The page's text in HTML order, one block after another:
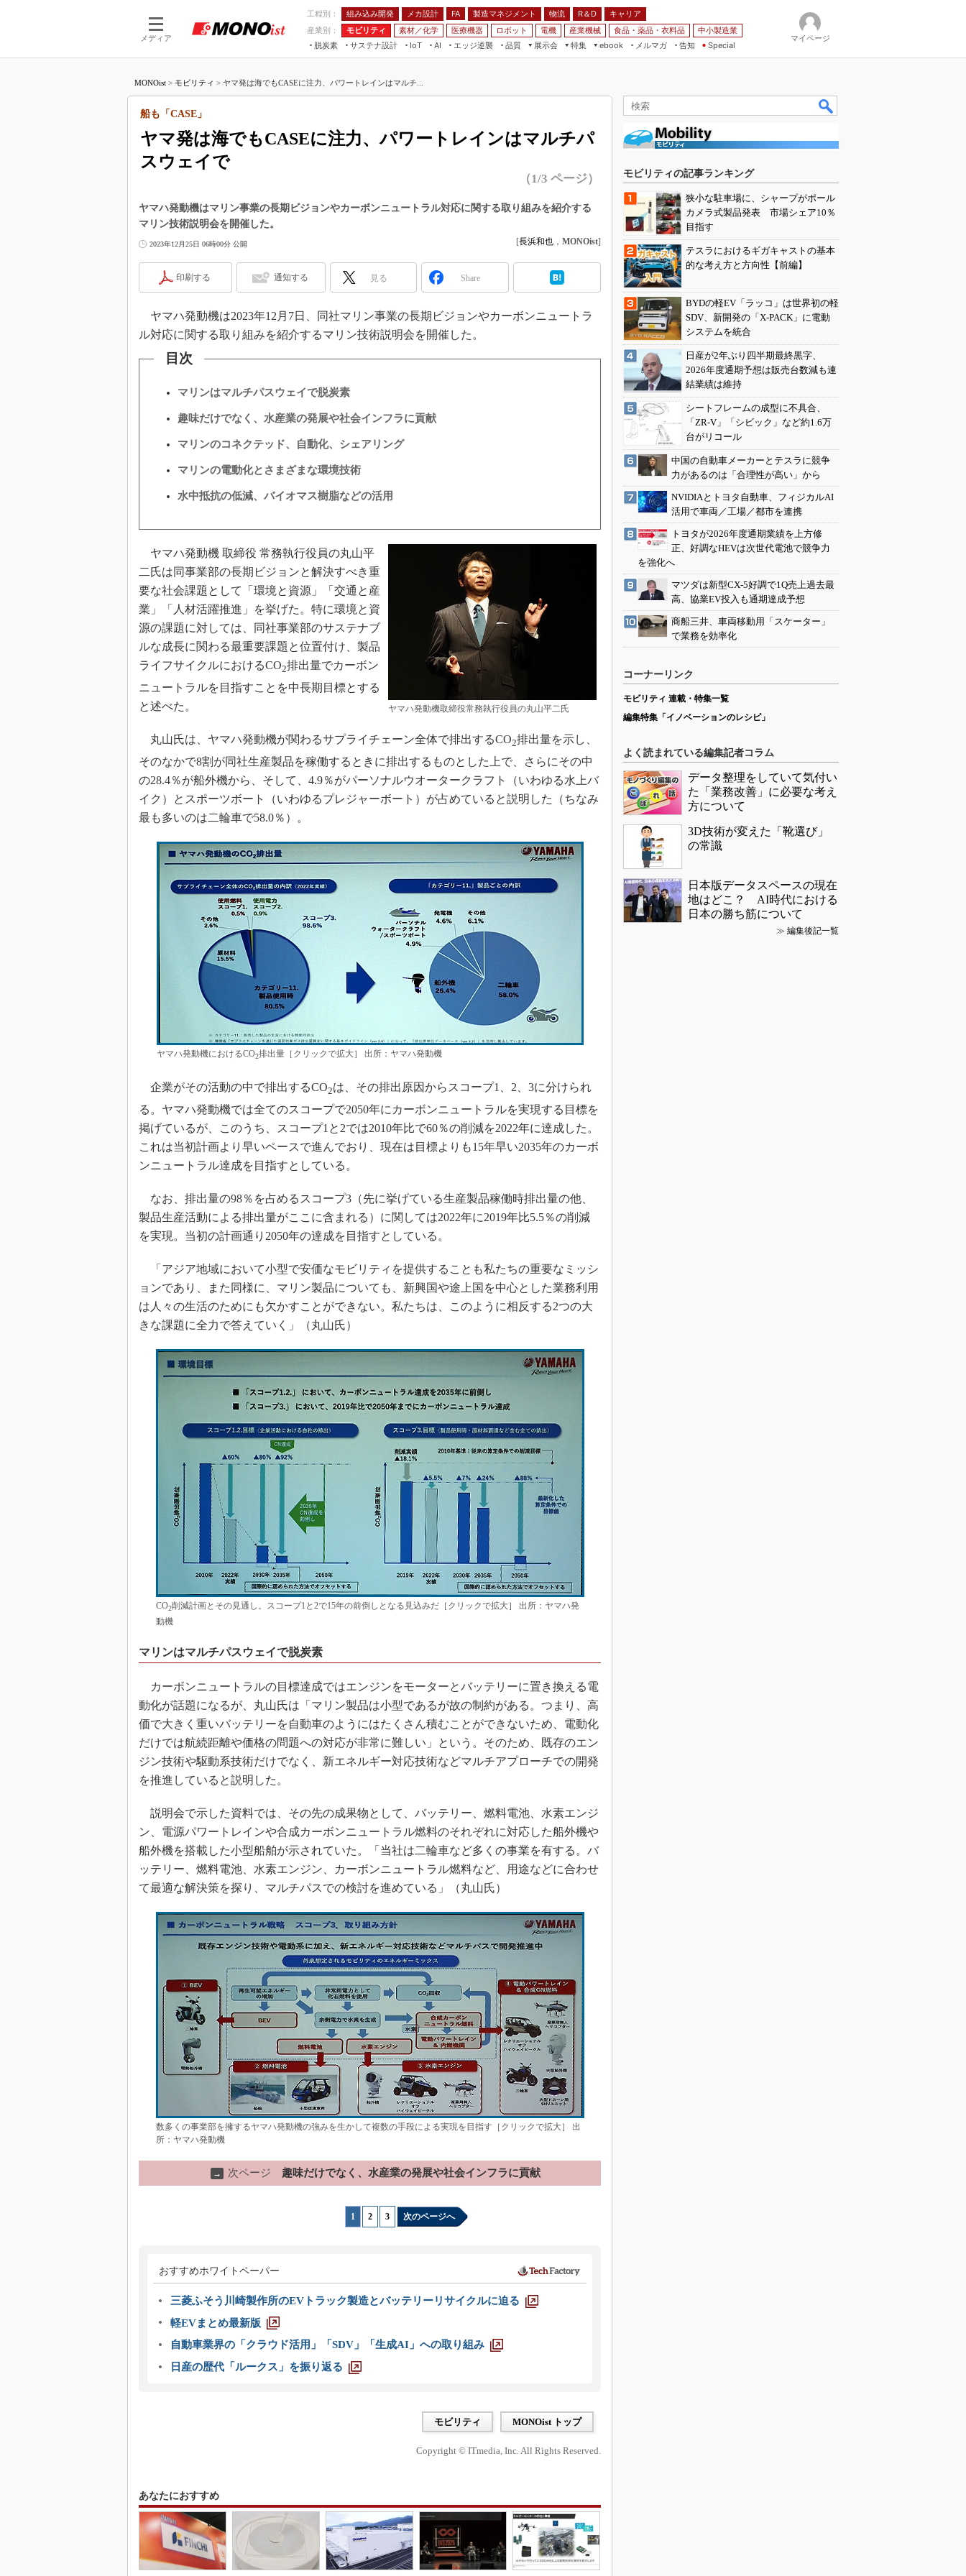
メディア
工程別： 組み込み開発 メカ設計 FA 製造マネジメント 物流 R＆D
キャリア
産業別：
モビリティ 素材／化学 医療機器 ロボット 電機 産業機械 食品・薬品・衣料品
中小製造業
脱炭素
サステナ設計
IoT
つながる工場
AI
AI×設備保全
エッジ逆襲 品質
展示会
JIMTOF
IIFES
TECHNO-FRONTIER
日本ものづくりワールド
AUTOMOTIVE WORLD
産業オープンネット展
特集
フィールドサービス
組み込みモデリング
車載ソフト開発
ISO26262
イノベーション
海外生産
グローバル設計・開発
制御セキュリティ
新型コロナへの対応
ebook
モビリティ
メルマガ
告知 Special
マイページ
MONOist > モビリティ > ヤマ発は海でもCASEに注力、パワートレインはマルチ...
ヤマ発は海でもCASEに注力、パワートレインはマルチパ
スウェイで
船も「CASE」
（1/3 ページ）
ヤマハ発動機はマリン事業の長期ビジョンやカーボンニュートラル対応に関する取り組みを紹介する
マリン技術説明会を開催した。
2023年12月25日 06時00分 公開 [長浜和也 ， MONOist]
印刷する 通知する 見る Share
ヤマハ発動機は2023年12月7日、同社マリン事業の長期ビジョンやカーボンニュートラ
ル対応に関する取り組みを紹介するマリン技術説明会を開催した。
目次
マリンはマルチパスウェイで脱炭素
趣味だけでなく、水産業の発展や社会インフラに貢献
マリンのコネクテッド、自動化、シェアリング
マリンの電動化とさまざまな環境技術
水中抵抗の低減、バイオマス樹脂などの活用
ヤマハ発動機取締役常務執行役員の丸山平二氏
ヤマハ発動機 取締役 常務執行役員の丸山平
二氏は同事業部の長期ビジョンと解決すべき重
要な社会課題として「環境と資源」「交通と産
業」「人材活躍推進」を挙げた。特に環境と資
源の課題に対しては、同社事業部のサステナブ
ルな成長に関わる最重要課題と位置付け、製品
ライフサイクルにおけるCO2排出量でカーボン
ニュートラルを目指すことを中長期目標とする
と述べた。
丸山氏は、ヤマハ発動機が関わるサプライチェーン全体で排出するCO2排出量を示し、
そのなかで8割が同社生産製品を稼働するときに排出するものとした上で、さらにその中
の28.4％が船外機から、そして、4.9％がパーソナルウオータークラフト（いわゆる水上バ
イク）とスポーツボート（いわゆるプレジャーボート）が占めていると説明した（ちなみ
最も多いのは二輪車で58.0％）。
ヤマハ発動機におけるCO2排出量［クリックで拡大］ 出所：ヤマハ発動機
企業がその活動の中で排出するCO2は、その排出原因からスコープ1、2、3に分けられ
る。ヤマハ発動機では全てのスコープで2050年にカーボンニュートラルを実現する目標を
掲げているが、このうち、スコープ1と2では2010年比で60％の削減を2022年に達成した。
これは当初計画より早いペースで進んでおり、現在は目標よりも15年早い2035年のカーボ
ンニュートラル達成を目指すとしている。
なお、排出量の98％を占めるスコープ3（先に挙げている生産製品稼働時排出量の他、
製品生産活動による排出量がここに含まれる）に関しては2022年に2019年比5.5％の削減
を実現。当初の計画通り2050年の達成を目指すとしている。
「アジア地域において小型で安価なモビリティを提供することも私たちの重要なミッシ
ョンであり、また同様に、マリン製品についても、新興国や途上国を中心とした業務利用
は人々の生活のためにも欠かすことができない。私たちは、このように相反する2つの大
きな課題に全力で答えていく」（丸山氏）
CO2削減計画とその見通し。スコープ1と2で15年の前倒しとなる見込みだ［クリックで拡大］ 出所：ヤマハ発
動機
マリンはマルチパスウェイで脱炭素
カーボンニュートラルの目標達成ではエンジンをモーターとバッテリーに置き換える電
動化が話題になるが、丸山氏は「マリン製品は小型であるが故の制約がある。つまり、高
価で大きく重いバッテリーを自動車のようにはたくさん積むことができないため、電動化
だけでは航続距離や価格の問題への対応が非常に難しい」という。そのため、既存のエン
ジン技術や駆動系技術だけでなく、新エネルギー対応技術などマルチアプローチでの開発
を推進していると説明した。
説明会で示した資料では、その先の成果物として、バッテリー、燃料電池、水素エンジ
ン、電源パワートレインや合成カーボンニュートラル燃料のそれぞれに対応した船外機や
船外機を搭載した小型船舶が示されていた。「当社は二輪車など多くの事業を有する。バ
ッテリー、燃料電池、水素エンジン、カーボンニュートラル燃料など、用途などに合わせ
て最適な解決策を探り、マルチパスでの検討を進めている」（丸山氏）
数多くの事業部を擁するヤマハ発動機の強みを生かして複数の手段による実現を目指す［クリックで拡大］ 出
所：ヤマハ発動機
→ 次ページ 趣味だけでなく、水産業の発展や社会インフラに貢献
1 2 3 次のページへ
おすすめホワイトペーパー
三菱ふそう川崎製作所のEVトラック製造とバッテリーリサイクルに迫る
軽EVまとめ最新版
自動車業界の「クラウド活用」「SDV」「生成AI」への取り組み
日産の歴代「ルークス」を振り返る
モビリティ MONOist トップ
Copyright © ITmedia, Inc. All Rights Reserved.
あなたにおすすめ
モビリティの記事ランキング
狭小な駐車場に、シャープがポール
カメラ式製品発表 市場シェア10％
目指す
テスラにおけるギガキャストの基本
的な考え方と方向性【前編】
BYDの軽EV「ラッコ」は世界初の軽
SDV、新開発の「X-PACK」に電動
システムを統合
日産が2年ぶり四半期最終黒字、
2026年度通期予想は販売台数減も連
結業績は維持
シートフレームの成型に不具合、
「ZR-V」「シビック」など約1.6万
台がリコール
中国の自動車メーカーとテスラに競争
力があるのは「合理性が高い」から
NVIDIAとトヨタ自動車、フィジカルAI
活用で車両／工場／都市を連携
トヨタが2026年度通期業績を上方修
正、好調なHEVは次世代電池で競争力
を強化へ
マツダは新型CX-5好調で1Q売上過去最
高、協業EV投入も通期達成予想
商船三井、車両移動用「スケーター」
で業務を効率化
コーナーリンク
モビリティ 連載・特集一覧
編集特集「イノベーションのレシピ」
よく読まれている編集記者コラム
データ整理をしていて気付い
た「業務改善」に必要な考え
方について
3D技術が変えた「靴選び」
の常識
日本版データスペースの現在
地はどこ？ AI時代における
日本の勝ち筋について
≫ 編集後記一覧